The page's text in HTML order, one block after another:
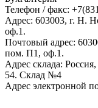
Телефон / факс:
Адрес: 603003, г. Н.
оф.1.
Почтовый адрес:
пом. П1, оф.1.
Адрес склада:
54. Склад №4
Адрес электронной